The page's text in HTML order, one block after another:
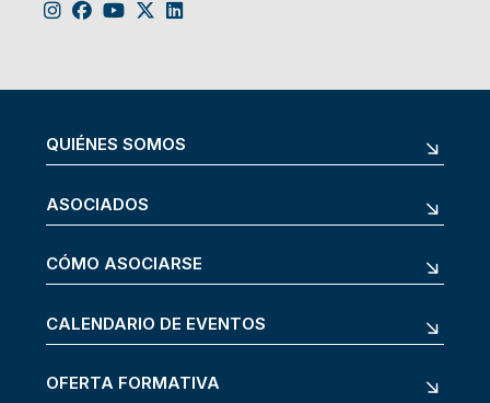
QUIÉNES SOMOS
ASOCIADOS
CÓMO ASOCIARSE
CALENDARIO DE EVENTOS
OFERTA FORMATIVA